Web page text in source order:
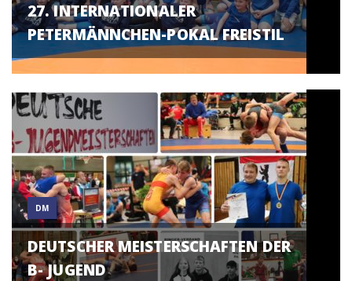
27. INTERNATIONALER
PETERMÄNNCHEN-POKAL FREISTIL
DM
DEUTSCHER MEISTERSCHAFTEN DER
B- JUGEND